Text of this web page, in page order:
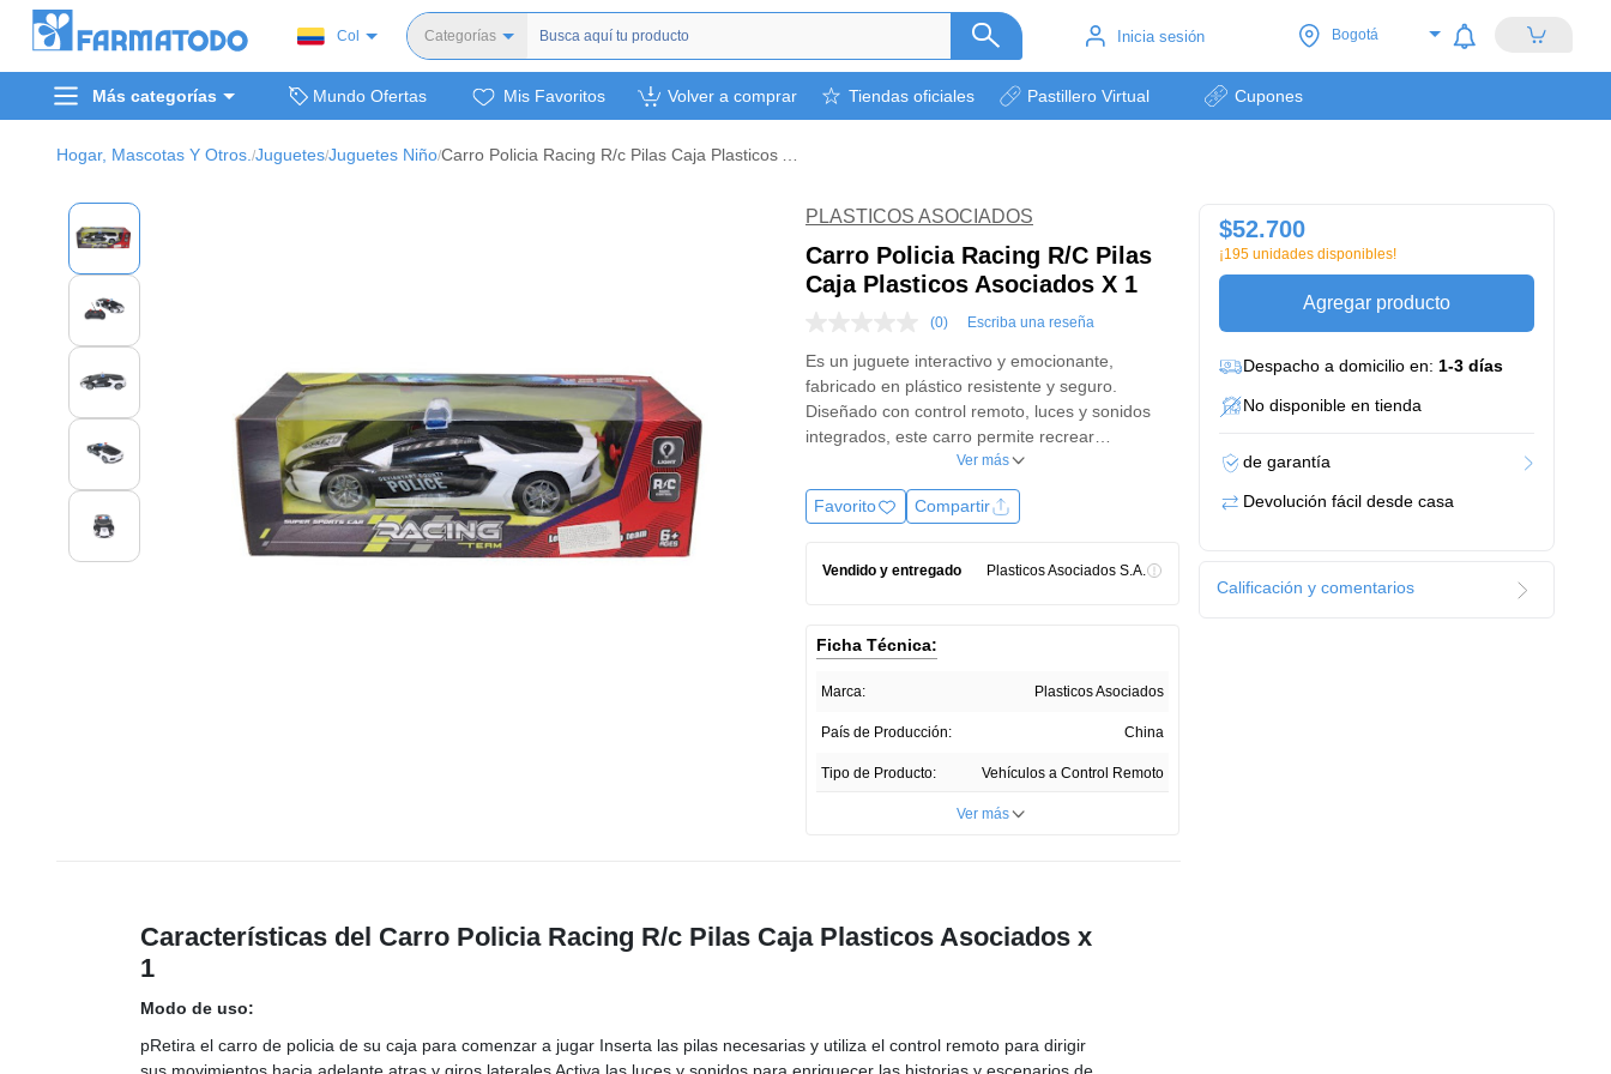
Col
Categorías
Dermocosmética
Inicia sesión Bogotá
Más categorías Mundo Ofertas Mis Favoritos Volver a comprar Tiendas oficiales Pastillero Virtual Cupones
Hogar, Mascotas Y Otros. /Juguetes/Juguetes Niño/
PLASTICOS ASOCIADOS
Carro Policia Racing R/c Pilas
Caja Plasticos Asociados X 1
puntuación
Enlace
en
la
misma
página.
(0) Escriba una reseña
Es un juguete interactivo y emocionante,
fabricado en plástico resistente y seguro.
Diseñado con control remoto, luces y sonidos
integrados, este carro permite recrear
escenarios llenos de acción y dinamismo. Su
presentación en caja asegura un
almacenamiento práctico y atractivo, mientras
fomentan la creatividad y el juego activo.
Ver más
Favorito Compartir
Vendido y entregado Plasticos Asociados S.A.
Ficha Técnica:
Marca: Plasticos Asociados
País de Producción: China
Tipo de Producto: Vehículos a Control Remoto
Unidades por paquete:
pequeñas, riesgo de asfixia o
Ver más
Características del Carro Policia Racing R/c Pilas Caja Plasticos Asociados x
1
Modo de uso:
pRetira el carro de policia de su caja para comenzar a jugar Inserta las pilas necesarias y utiliza el control remoto para dirigir
$52.700
¡195 unidades disponibles!
Agregar producto
Despacho a domicilio en: 1-3 días
No disponible en tienda
de garantía
Devolución fácil desde casa
Calificación y comentarios